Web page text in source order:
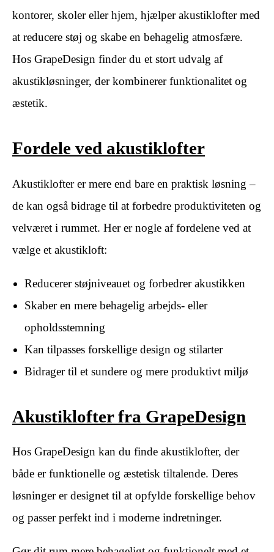
kontorer, skoler eller hjem, hjælper akustiklofter med
at reducere støj og skabe en behagelig atmosfære.
Hos GrapeDesign finder du et stort udvalg af
akustikløsninger, der kombinerer funktionalitet og
æstetik.
Fordele ved akustiklofter
Akustiklofter er mere end bare en praktisk løsning –
de kan også bidrage til at forbedre produktiviteten og
velværet i rummet. Her er nogle af fordelene ved at
vælge et akustikloft:
Reducerer støjniveauet og forbedrer akustikken
Skaber en mere behagelig arbejds- eller
opholdsstemning
Kan tilpasses forskellige design og stilarter
Bidrager til et sundere og mere produktivt miljø
Akustiklofter fra GrapeDesign
Hos GrapeDesign kan du finde akustiklofter, der
både er funktionelle og æstetisk tiltalende. Deres
løsninger er designet til at opfylde forskellige behov
og passer perfekt ind i moderne indretninger.